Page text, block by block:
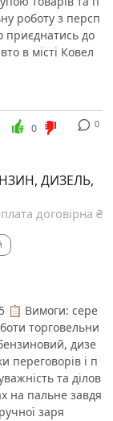
роботу з персп
приєднатись до
в місті Ковел
0
0
ДИЗЕЛЬ,
договірна ₴
📋 Вимоги: сере
торговельни
дизе
переговорів і п
та ділов
на пальне завдя
заря